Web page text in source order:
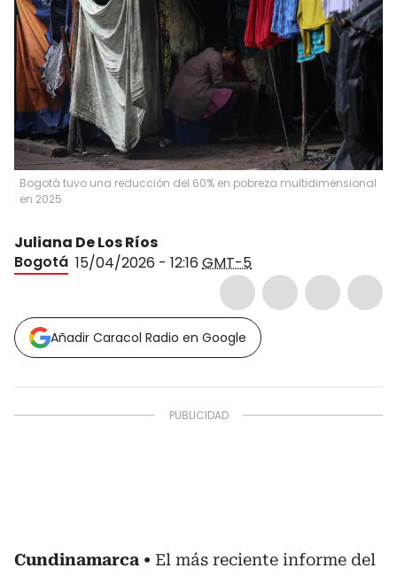
Bogotá tuvo una reducción del 60% en pobreza multidimensional
en 2025
Juliana De Los Ríos
Bogotá 15/04/2026 - 12:16 GMT-5
Añadir Caracol Radio en Google
Cundinamarca
El más reciente informe del